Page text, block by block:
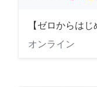
【ゼロからは
オンライン